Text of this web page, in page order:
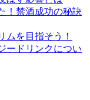
！禁酒成功の秘訣
ムを目指そう！
ードリンクについ